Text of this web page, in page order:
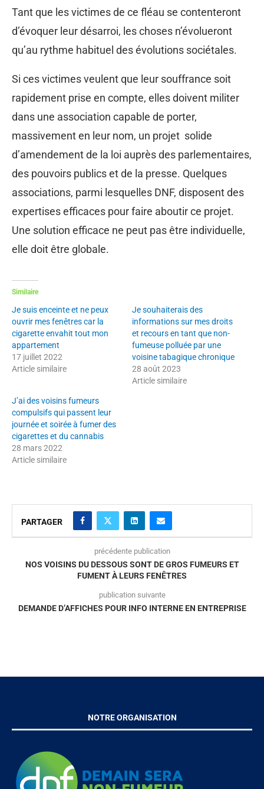
Tant que les victimes de ce fléau se contenteront
d’évoquer leur désarroi, les choses n’évolueront
qu’au rythme habituel des évolutions sociétales.
Si ces victimes veulent que leur souffrance soit
rapidement prise en compte, elles doivent militer
dans une association capable de porter,
massivement en leur nom, un projet solide
d’amendement de la loi auprès des parlementaires,
des pouvoirs publics et de la presse. Quelques
associations, parmi lesquelles DNF, disposent des
expertises efficaces pour faire aboutir ce projet.
Une solution efficace ne peut pas être individuelle,
elle doit être globale.
Similaire
Je suis enceinte et ne peux
ouvrir mes fenêtres car la
cigarette envahit tout mon
appartement
17 juillet 2022
Article similaire
Je souhaiterais des
informations sur mes droits
et recours en tant que non-
fumeuse polluée par une
voisine tabagique chronique
28 août 2023
Article similaire
J’ai des voisins fumeurs
compulsifs qui passent leur
journée et soirée à fumer des
cigarettes et du cannabis
28 mars 2022
Article similaire
PARTAGER
précédente publication
NOS VOISINS DU DESSOUS SONT DE GROS FUMEURS ET
FUMENT À LEURS FENÊTRES
publication suivante
DEMANDE D’AFFICHES POUR INFO INTERNE EN ENTREPRISE
NOTRE ORGANISATION